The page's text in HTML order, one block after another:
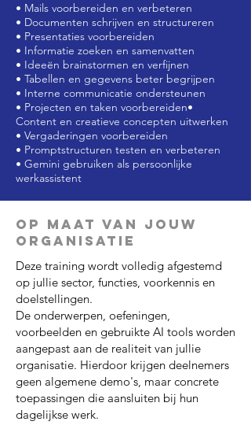
• Mails voorbereiden en verbeteren
• Documenten schrijven en structureren
• Presentaties voorbereiden
• Informatie zoeken en samenvatten
• Ideeën brainstormen en verfijnen
• Tabellen en gegevens beter begrijpen
• Interne communicatie ondersteunen
• Projecten en taken voorbereiden•
Content en creatieve concepten uitwerken
• Vergaderingen voorbereiden
• Promptstructuren testen en verbeteren
• Gemini gebruiken als persoonlijke
werkassistent
Op maat van jouw
organisatie
Deze training wordt volledig afgestemd
op jullie sector, functies, voorkennis en
doelstellingen.
De onderwerpen, oefeningen,
voorbeelden en gebruikte AI tools worden
aangepast aan de realiteit van jullie
organisatie. Hierdoor krijgen deelnemers
geen algemene demo's, maar concrete
toepassingen die aansluiten bij hun
dagelijkse werk.